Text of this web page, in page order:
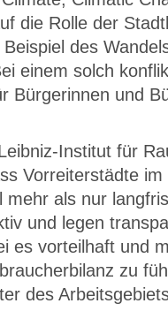
die Rolle der
des
einem solch
Bürgerinnen und
Institut für
Vorreiterstädte
mehr als nur
und legen
es vorteilhaft und
zu
des